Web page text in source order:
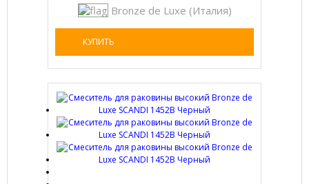
Bronze de Luxe (Италия)
КУПИТЬ